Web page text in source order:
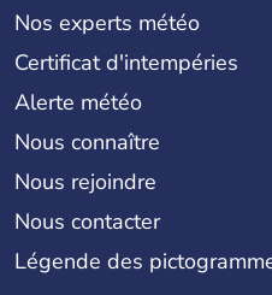
Nos experts météo
Certificat d'intempéries
Alerte météo
Nous connaître
Nous rejoindre
Nous contacter
Légende des